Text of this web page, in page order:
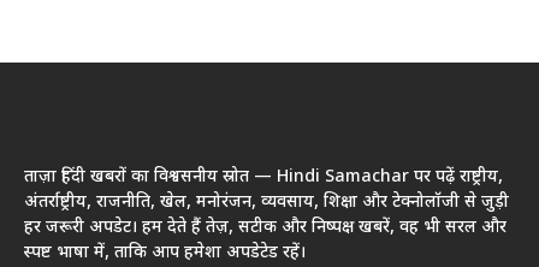
ताज़ा हिंदी खबरों का विश्वसनीय स्रोत — Hindi Samachar पर पढ़ें राष्ट्रीय,
अंतर्राष्ट्रीय, राजनीति, खेल, मनोरंजन, व्यवसाय, शिक्षा और टेक्नोलॉजी से जुड़ी
हर जरूरी अपडेट। हम देते हैं तेज़, सटीक और निष्पक्ष खबरें, वह भी सरल और
स्पष्ट भाषा में, ताकि आप हमेशा अपडेटेड रहें।